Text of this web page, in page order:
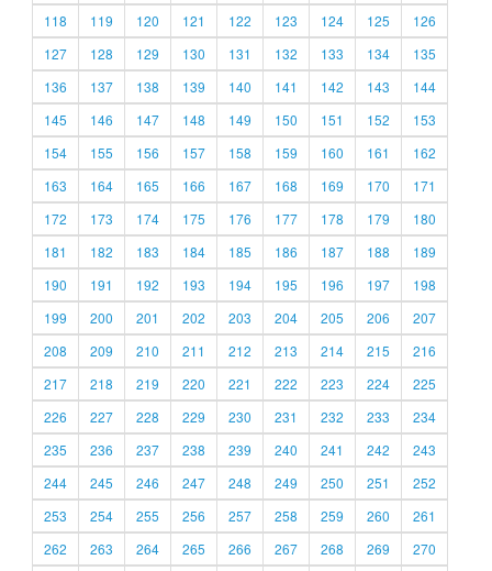
118
119 120 121 122 123 124 125
126
127
128 129 130 131 132 133 134
135
136
137 138 139 140 141 142 143
144
145
146 147 148 149 150 151 152
153
154
155 156 157 158 159 160 161
162
163
164 165 166 167 168 169 170
171
172
173 174 175 176 177 178 179
180
181
182 183 184 185 186 187 188
189
190
191 192 193 194 195 196 197
198
199
200 201 202 203 204 205 206
207
208
209 210 211 212 213 214 215
216
217
218 219 220 221 222 223 224
225
226
227 228 229 230 231 232 233
234
235
236 237 238 239 240 241 242
243
244
245 246 247 248 249 250 251
252
253
254 255 256 257 258 259 260
261
262
263 264 265 266 267 268 269
270